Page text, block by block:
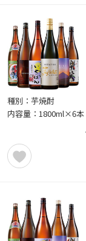
種別：芋焼酎
内容量：1800ml×6本